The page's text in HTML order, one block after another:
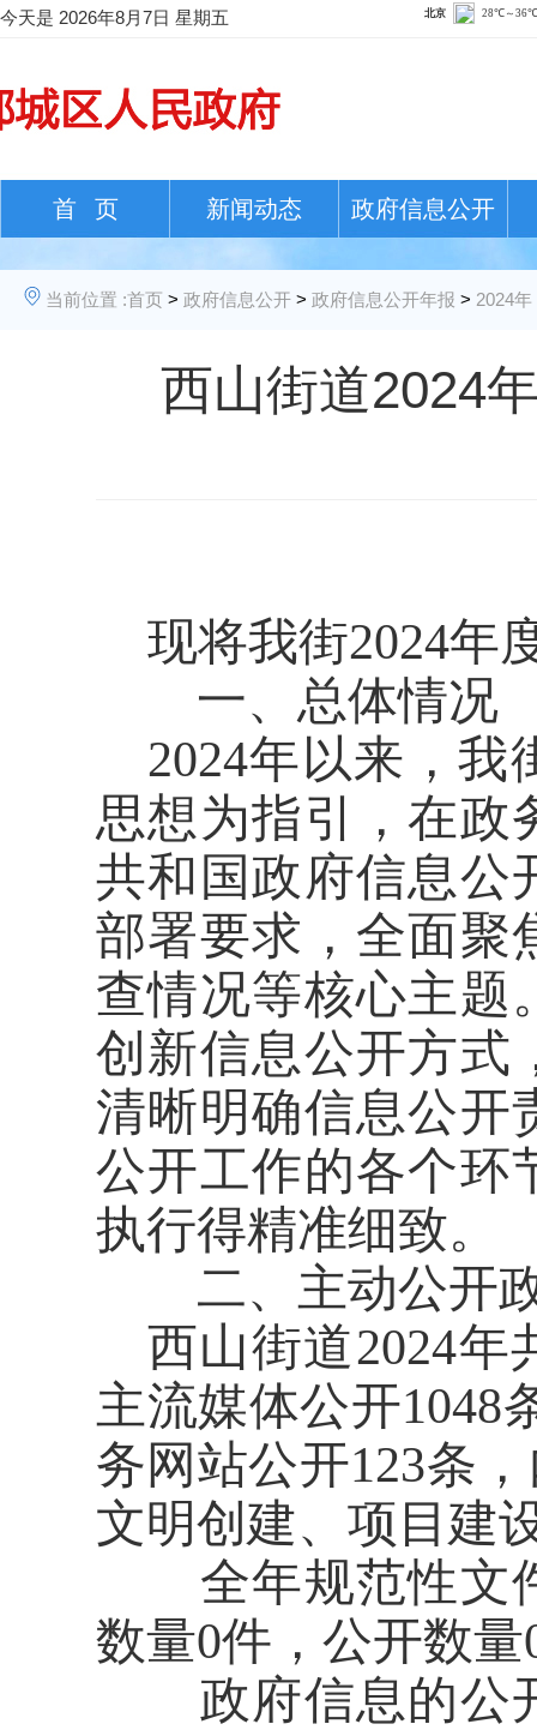
今天是 2026年8月7日 星期五
首 页 新闻动态 政府信息公开
当前位置 :首页 > 政府信息公开 > 政府信息公开年报 > 2024年
西山街道2024
现将我街2024年
一、总体情况
2024年以来，
思想为指引，在政
共和国政府信息公
部署要求，全面聚
查情况等核心主题
创新信息公开方式
清晰明确信息公开
公开工作的各个环
执行得精准细致。
二、主动公开
西山街道2024年
主流媒体公开1048
务网站公开123条
文明创建、项目建
全年规范性文件
数量0件，公开数
政府信息的公开